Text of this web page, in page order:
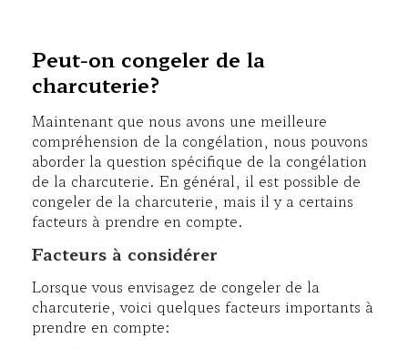
Peut-on congeler de la
charcuterie?
Maintenant que nous avons une meilleure
compréhension de la congélation, nous pouvons
aborder la question spécifique de la congélation
de la charcuterie. En général, il est possible de
congeler de la charcuterie, mais il y a certains
facteurs à prendre en compte.
Facteurs à considérer
Lorsque vous envisagez de congeler de la
charcuterie, voici quelques facteurs importants à
prendre en compte: